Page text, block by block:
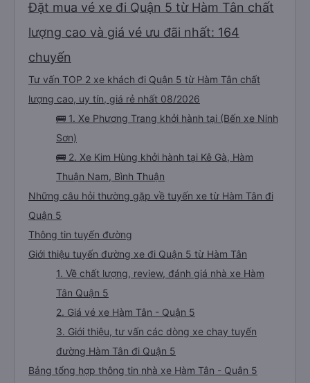
Đặt mua vé xe đi Quận 5 từ Hàm Tân chất
lượng cao và giá vé ưu đãi nhất: 164
chuyến
Tư vấn TOP 2 xe khách đi Quận 5 từ Hàm Tân chất
lượng cao, uy tín, giá rẻ nhất 08/2026
🚌 1. Xe Phương Trang khởi hành tại (Bến xe Ninh
Sơn)
🚌 2. Xe Kim Hùng khởi hành tại Kê Gà, Hàm
Thuận Nam, Bình Thuận
Những câu hỏi thường gặp về tuyến xe từ Hàm Tân đi
Quận 5
Thông tin tuyến đường
Giới thiệu tuyến đường xe đi Quận 5 từ Hàm Tân
1. Về chất lượng, review, đánh giá nhà xe Hàm
Tân Quận 5
2. Giá vé xe Hàm Tân - Quận 5
3. Giới thiệu, tư vấn các dòng xe chạy tuyến
đường Hàm Tân đi Quận 5
Bảng tổng hợp thông tin nhà xe Hàm Tân - Quận 5